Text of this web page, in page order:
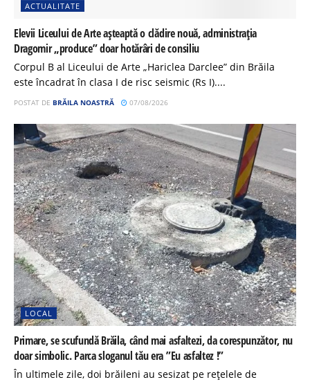
ACTUALITATE
Elevii Liceului de Arte așteaptă o clădire nouă, administrația
Dragomir „produce” doar hotărâri de consiliu
Corpul B al Liceului de Arte „Hariclea Darclee” din Brăila
este încadrat în clasa I de risc seismic (Rs I)....
POSTAT DE BRĂILA NOASTRĂ 07/08/2026
LOCAL
Primare, se scufundă Brăila, când mai asfaltezi, da corespunzător, nu
doar simbolic. Parca sloganul tău era ”Eu asfaltez !”
În ultimele zile, doi brăileni au sesizat pe rețelele de